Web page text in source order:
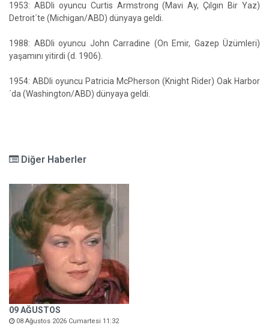
1953: ABDli oyuncu Curtis Armstrong (Mavi Ay, Çılgın Bir Yaz)
Detroit´te (Michigan/ABD) dünyaya geldi.
1988: ABDli oyuncu John Carradine (On Emir, Gazep Üzümleri)
yaşamını yitirdi (d. 1906).
1954: ABDli oyuncu Patricia McPherson (Knight Rider) Oak Harbor
´da (Washington/ABD) dünyaya geldi.
Diğer Haberler
09 AĞUSTOS
08 Ağustos 2026 Cumartesi 11:32